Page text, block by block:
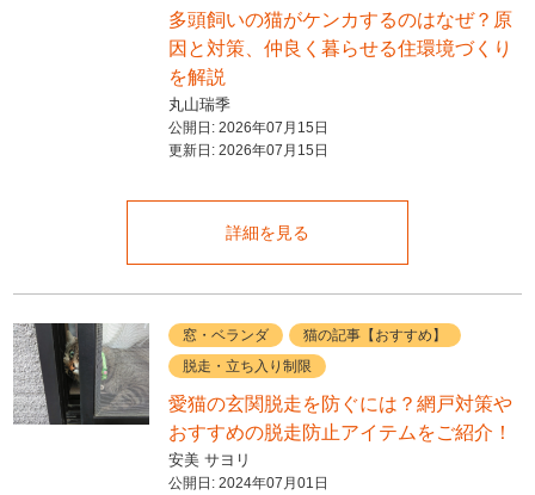
多頭飼いの猫がケンカするのはなぜ？原
因と対策、仲良く暮らせる住環境づくり
を解説
丸山瑞季
公開日: 2026年07月15日
更新日: 2026年07月15日
詳細を見る
窓・ベランダ
猫の記事【おすすめ】
脱走・立ち入り制限
愛猫の玄関脱走を防ぐには？網戸対策や
おすすめの脱走防止アイテムをご紹介！
安美 サヨリ
公開日: 2024年07月01日